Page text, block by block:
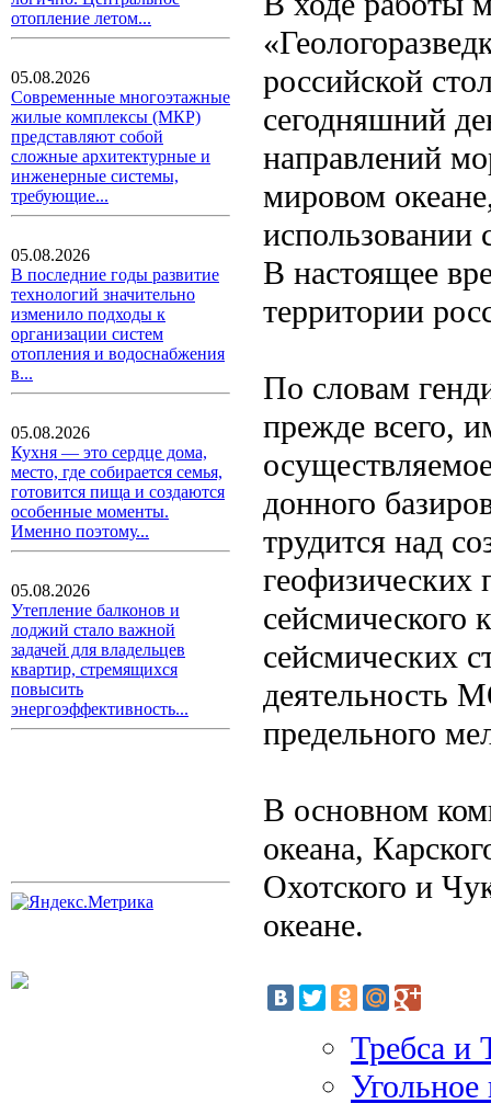
отопление летом...
05.08.2026
Современные многоэтажные
жилые комплексы (МКР)
представляют собой
сложные архитектурные и
инженерные системы,
требующие...
05.08.2026
В последние годы развитие
технологий значительно
изменило подходы к
организации систем
отопления и водоснабжения
в...
05.08.2026
Кухня — это сердце дома,
место, где собирается семья,
готовится пища и создаются
особенные моменты.
Именно поэтому...
05.08.2026
Утепление балконов и
лоджий стало важной
задачей для владельцев
квартир, стремящихся
повысить
энергоэффективность...
российской
сегодняшний
направлений
мировом
использовании
В настоящее
территории
По словам
прежде всего,
донного
трудится над
сейсмического
сейсмических
деятельность
предельного
В основном
океана,
Охотского и
океане.
Требса и
Угольное